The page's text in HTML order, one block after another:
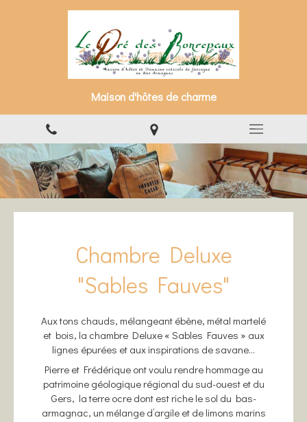
Maison d'hôtes de charme
Chambre Deluxe
"Sables Fauves"
Aux tons chauds, mélangeant ébène, métal martelé
et bois, la chambre Deluxe « Sables Fauves » aux
lignes épurées et aux inspirations de savane…
Pierre et Frédérique ont voulu rendre hommage au
patrimoine géologique régional du sud-ouest et du
Gers, la terre ocre dont est riche le sol du bas-
armagnac, un mélange d’argile et de limons marins